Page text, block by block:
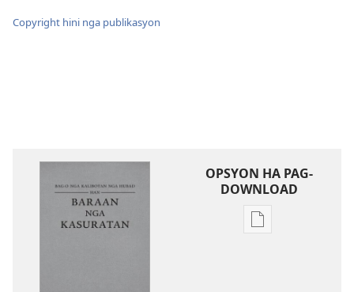
Copyright hini nga publikasyon
OPSYON HA PAG-
DOWNLOAD
Opsyon